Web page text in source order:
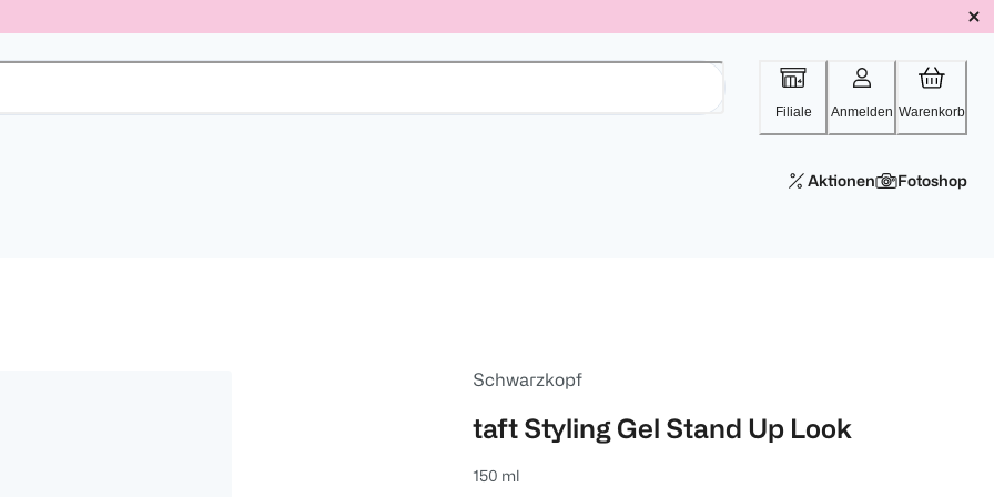
Filiale Anmelden Warenkorb
Aktionen Fotoshop
Schwarzkopf
taft Styling Gel Stand Up Look
150 ml